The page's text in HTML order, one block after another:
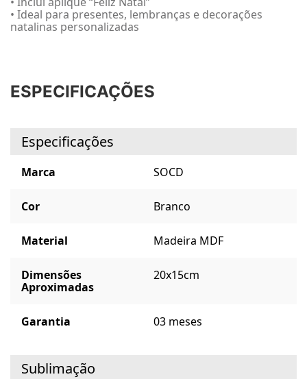
• Ideal para presentes, lembranças e decorações
natalinas personalizadas
ESPECIFICAÇÕES
Especificações
Marca SOCD
Cor Branco
Material Madeira MDF
Dimensões
Aproximadas
20x15cm
Garantia 03 meses
Sublimação